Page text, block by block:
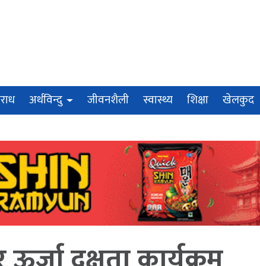
अर्थविन्दु जीवनशैली स्वास्थ्य शिक्षा खेलकुद